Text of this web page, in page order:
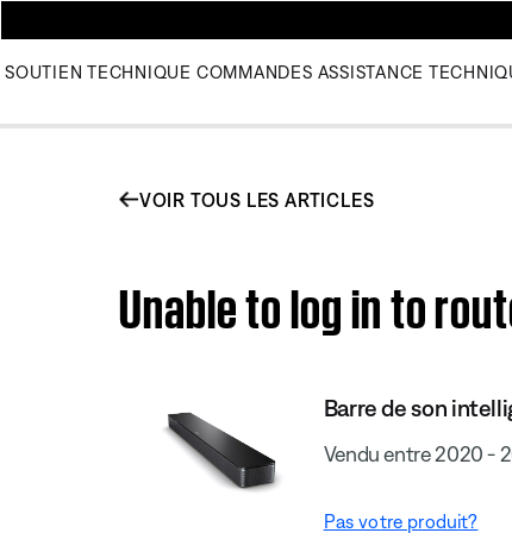
SOUTIEN TECHNIQUE COMMANDES ASSISTANCE
VOIR TOUS LES ARTICLES
Unable to log in to
Barre de son
Vendu entre 2020 -
Pas votre produit?